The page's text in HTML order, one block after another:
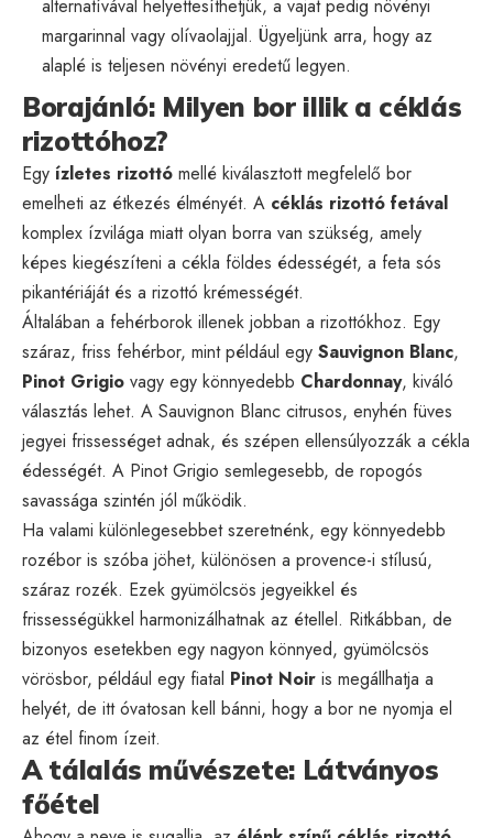
alternatívával helyettesíthetjük, a vajat pedig növényi
margarinnal vagy olívaolajjal. Ügyeljünk arra, hogy az
alaplé is teljesen növényi eredetű legyen.
Borajánló: Milyen bor illik a céklás
rizottóhoz?
Egy ízletes rizottó mellé kiválasztott megfelelő bor
emelheti az étkezés élményét. A céklás rizottó fetával
komplex ízvilága miatt olyan borra van szükség, amely
képes kiegészíteni a cékla földes édességét, a feta sós
pikantériáját és a rizottó krémességét.
Általában a fehérborok illenek jobban a rizottókhoz. Egy
száraz, friss fehérbor, mint például egy Sauvignon Blanc,
Pinot Grigio vagy egy könnyedebb Chardonnay, kiváló
választás lehet. A Sauvignon Blanc citrusos, enyhén füves
jegyei frissességet adnak, és szépen ellensúlyozzák a cékla
édességét. A Pinot Grigio semlegesebb, de ropogós
savassága szintén jól működik.
Ha valami különlegesebbet szeretnénk, egy könnyedebb
rozébor is szóba jöhet, különösen a provence-i stílusú,
száraz rozék. Ezek gyümölcsös jegyeikkel és
frissességükkel harmonizálhatnak az étellel. Ritkábban, de
bizonyos esetekben egy nagyon könnyed, gyümölcsös
vörösbor, például egy fiatal Pinot Noir is megállhatja a
helyét, de itt óvatosan kell bánni, hogy a bor ne nyomja el
az étel finom ízeit.
A tálalás művészete: Látványos
főétel